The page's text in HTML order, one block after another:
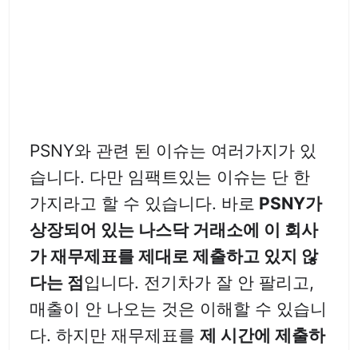
PSNY와 관련 된 이슈는 여러가지가 있
습니다. 다만 임팩트있는 이슈는 단 한
가지라고 할 수 있습니다. 바로 PSNY가
상장되어 있는 나스닥 거래소에 이 회사
가 재무제표를 제대로 제출하고 있지 않
다는 점입니다. 전기차가 잘 안 팔리고,
매출이 안 나오는 것은 이해할 수 있습니
다. 하지만 재무제표를 제 시간에 제출하